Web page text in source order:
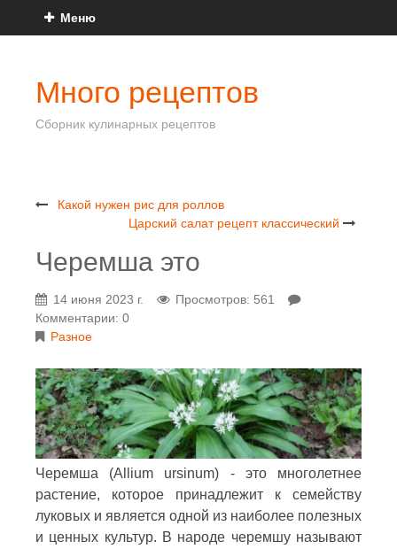
Меню
Много рецептов
Сборник кулинарных рецептов
Какой нужен рис для роллов
Царский салат рецепт классический
Черемша это
14 июня 2023 г.
Просмотров: 561
Комментарии: 0
Разное
Черемша (Allium ursinum) - это многолетнее
растение, которое принадлежит к семейству
луковых и является одной из наиболее полезных
и ценных культур. В народе черемшу называют